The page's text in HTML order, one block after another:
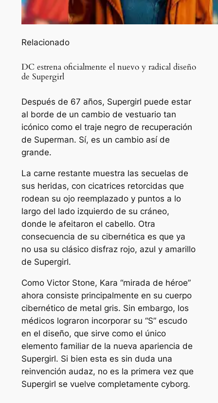
Relacionado
DC estrena oficialmente el nuevo y radical diseño
de Supergirl
Después de 67 años, Supergirl puede estar
al borde de un cambio de vestuario tan
icónico como el traje negro de recuperación
de Superman. Sí, es un cambio así de
grande.
La carne restante muestra las secuelas de
sus heridas, con cicatrices retorcidas que
rodean su ojo reemplazado y puntos a lo
largo del lado izquierdo de su cráneo,
donde le afeitaron el cabello. Otra
consecuencia de su cibernética es que ya
no usa su clásico disfraz rojo, azul y amarillo
de Supergirl.
Como Victor Stone, Kara “mirada de héroe”
ahora consiste principalmente en su cuerpo
cibernético de metal gris. Sin embargo, los
médicos lograron incorporar su “S” escudo
en el diseño, que sirve como el único
elemento familiar de la nueva apariencia de
Supergirl. Si bien esta es sin duda una
reinvención audaz, no es la primera vez que
Supergirl se vuelve completamente cyborg.